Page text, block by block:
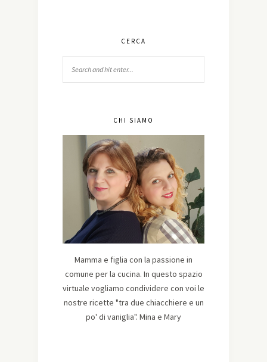
CERCA
CHI SIAMO
Mamma e figlia con la passione in
comune per la cucina. In questo spazio
virtuale vogliamo condividere con voi le
nostre ricette "tra due chiacchiere e un
po' di vaniglia". Mina e Mary